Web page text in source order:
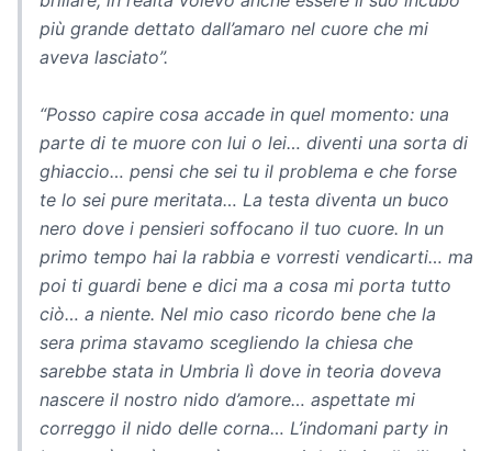
più grande dettato dall’amaro nel cuore che mi
aveva lasciato”.
“Posso capire cosa accade in quel momento: una
parte di te muore con lui o lei… diventi una sorta di
ghiaccio… pensi che sei tu il problema e che forse
te lo sei pure meritata… La testa diventa un buco
nero dove i pensieri soffocano il tuo cuore. In un
primo tempo hai la rabbia e vorresti vendicarti… ma
poi ti guardi bene e dici ma a cosa mi porta tutto
ciò… a niente. Nel mio caso ricordo bene che la
sera prima stavamo scegliendo la chiesa che
sarebbe stata in Umbria lì dove in teoria doveva
nascere il nostro nido d’amore… aspettate mi
correggo il nido delle corna… L’indomani party in